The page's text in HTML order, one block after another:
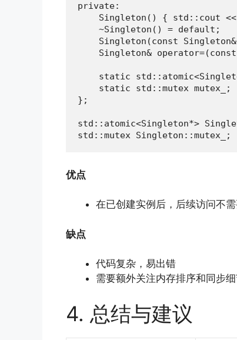
private:
Singleton() { std::cout
    ~Singleton() = default;
Singleton(const
Singleton&
static
    static std::mutex mutex_;
};
std::atomic<Singleton*>
std::mutex Singleton::mutex_;
优点
在已创建实例后，后续访问不
缺点
代码复杂，易出错
需要额外关注内存排序和同步细
4. 总结与建议